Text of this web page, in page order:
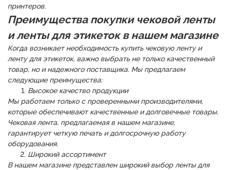
принтеров.
Преимущества покупки чековой ленты
и ленты для этикеток в нашем магазине
Когда возникает необходимость купить чековую ленту и
ленту для этикеток, важно выбрать не только качественный
товар, но и надежного поставщика. Мы предлагаем
следующие преимущества:
Высокое качество продукции
Мы работаем только с проверенными производителями,
которые обеспечивают качественные и долговечные товары.
Чековая лента, предлагаемая в нашем магазине,
гарантирует четкую печать и долгосрочную работу
оборудования.
Широкий ассортимент
В нашем магазине представлен широкий выбор ленты для